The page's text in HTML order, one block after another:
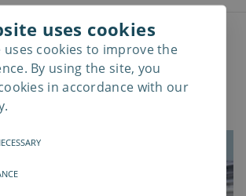
neue Funktionen und
Lebensqualität ein
uses cookies
uses cookies to improve the
By using the site, you
in accordance with our